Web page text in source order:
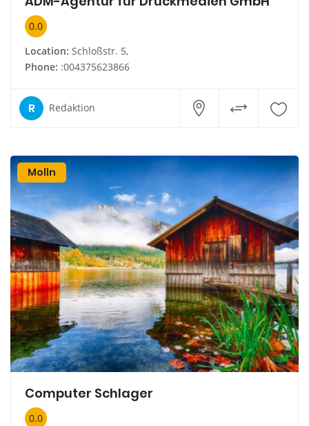
0.0
Location: Schloßstr. 5,
Phone: :004375623866
R Redaktion
Molln
Computer Schlager
0.0